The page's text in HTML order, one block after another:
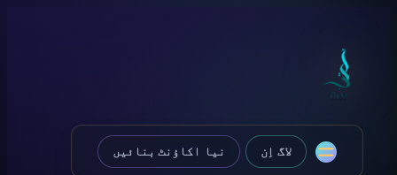
content
لاگ اِن نیا اکاؤنٹ بنائیں